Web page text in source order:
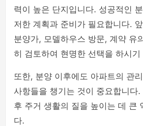
력이 높은 단지입니다. 성공적인
저한 계획과 준비가 필요합니다.
분양가, 모델하우스 방문, 계약 유
히 검토하여 현명한 선택을 하시기
또한, 분양 이후에도 아파트의 관
사항들을 챙기는 것이 중요합니다
후 주거 생활의 질을 높이는 데 큰
다.